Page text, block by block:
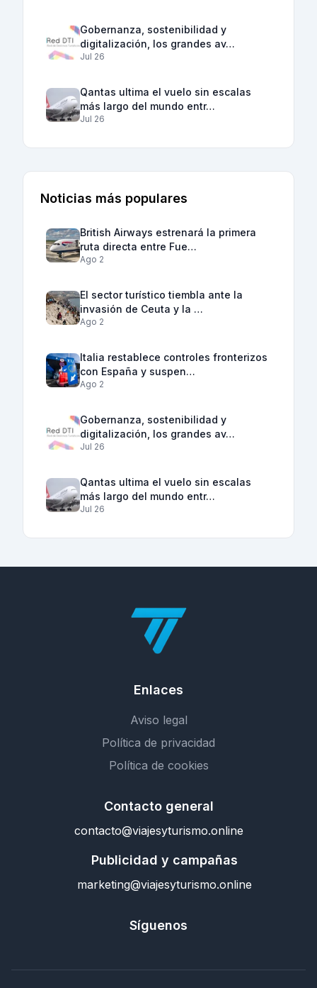
Gobernanza, sostenibilidad y
digitalización, los grandes av…
Jul 26
Qantas ultima el vuelo sin escalas
más largo del mundo entr…
Jul 26
Noticias más populares
British Airways estrenará la primera
ruta directa entre Fue…
Ago 2
El sector turístico tiembla ante la
invasión de Ceuta y la …
Ago 2
Italia restablece controles fronterizos
con España y suspen…
Ago 2
Gobernanza, sostenibilidad y
digitalización, los grandes av…
Jul 26
Qantas ultima el vuelo sin escalas
más largo del mundo entr…
Jul 26
Enlaces
Aviso legal
Política de privacidad
Política de cookies
Contacto general
contacto@viajesyturismo.online
Publicidad y campañas
marketing@viajesyturismo.online
Síguenos